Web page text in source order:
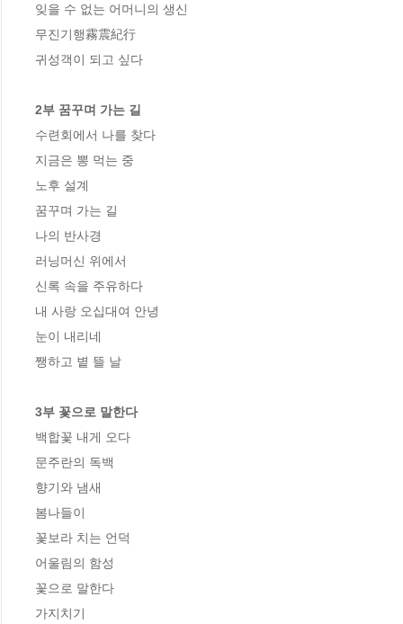
잊을 수 없는 어머니의 생신
무진기행霧震紀行
귀성객이 되고 싶다
2부 꿈꾸며 가는 길
수련회에서 나를 찾다
지금은 뽕 먹는 중
노후 설계
꿈꾸며 가는 길
나의 반사경
러닝머신 위에서
신록 속을 주유하다
내 사랑 오십대여 안녕
눈이 내리네
쨍하고 볕 뜰 날
3부 꽃으로 말한다
백합꽃 내게 오다
문주란의 독백
향기와 냄새
봄나들이
꽃보라 치는 언덕
어울림의 함성
꽃으로 말한다
가지치기